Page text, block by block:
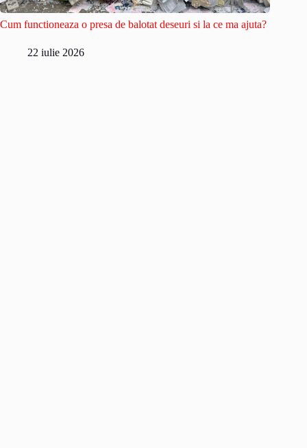
Cum functioneaza o presa de balotat deseuri si la ce ma ajuta?
22 iulie 2026